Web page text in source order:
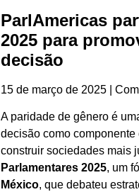
ParlAmericas
2025 para
decisão
15 de março de 2025 |
A paridade de gênero é
decisão como
construir sociedades mais
Parlamentares 2025, um
México, que debateu